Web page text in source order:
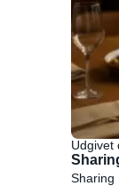
Udgivet
Sharing